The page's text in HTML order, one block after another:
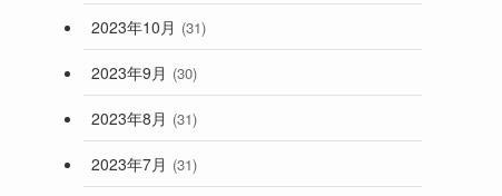
2023年10月 (31)
2023年9月 (30)
2023年8月 (31)
2023年7月 (31)